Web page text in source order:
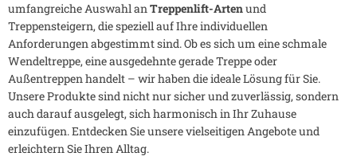
umfangreiche Auswahl anTreppenlift-Artenund
Treppensteigern, die speziell auf Ihre individuellen
Anforderungen abgestimmt sind. Ob es sich um eine schmale
Wendeltreppe, eine ausgedehnte gerade Treppe oder
Außentreppen handelt – wir haben die ideale Lösung für Sie.
Unsere Produkte sind nicht nur sicher und zuverlässig, sondern
auch darauf ausgelegt, sich harmonisch in Ihr Zuhause
einzufügen. Entdecken Sie unsere vielseitigen Angebote und
erleichtern Sie Ihren Alltag.